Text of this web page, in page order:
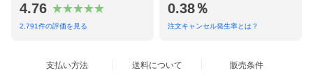
4.76
2,791件の評価を見る
0.38％
注文キャンセル発生率とは？
支払い方法 送料について 販売条件